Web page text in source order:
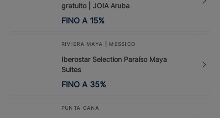
gratuito | JOIA Aruba
FINO A 15%
RIVIERA MAYA | MESSICO
Iberostar Selection Paraíso Maya
Suites
FINO A 35%
PUNTA CANA